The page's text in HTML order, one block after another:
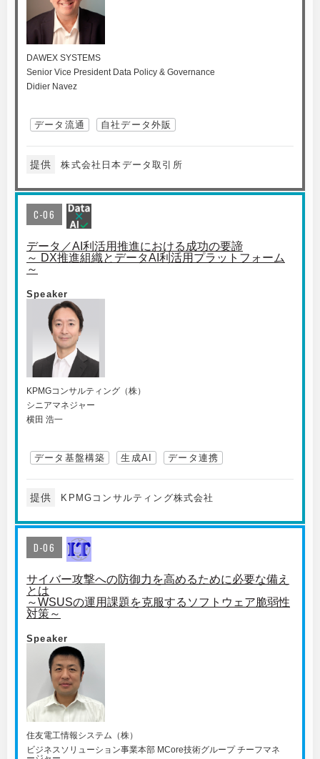
DAWEX SYSTEMS
Senior Vice President Data Policy & Governance
Didier Navez
データ流通 自社データ外販
提供 株式会社日本データ取引所
C-06
データ／AI利活用推進における成功の要諦
～ DX推進組織とデータAI利活用プラットフォーム
～
Speaker
KPMGコンサルティング（株）
シニアマネジャー
横田 浩一
データ基盤構築 生成AI データ連携
提供 KPMGコンサルティング株式会社
D-06
サイバー攻撃への防御力を高めるために必要な備え
とは
～WSUSの運用課題を克服するソフトウェア脆弱性
対策～
Speaker
住友電工情報システム（株）
ビジネスソリューション事業本部 MCore技術グループ チーフマネ